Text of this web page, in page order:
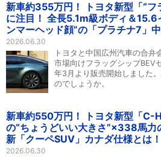
新車約355万円！ トヨタ新型「“フ
に注目！ 全長5.1m級ボディ＆15.6
ンマーヘッド顔”の「プラチナ7」
2026.06.30
トヨタと中国広州汽車の合弁
市場向けフラッグシップBEV
年3月より販売開始しました
のでしょうか。
新車約550万円！ トヨタ新型「C-
の“ちょうどいい大きさ”×338馬
新「クーペSUV」カナダ仕様とは！
2026.06.30